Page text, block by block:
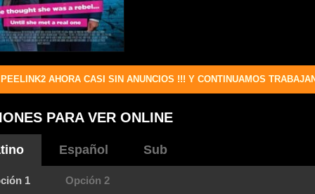
PEELINK2 AHORA CASI SIN ANUNCIOS !!! Y CONTINUAMOS
PARA VER ONLINE
Español Sub
1 Opción 2